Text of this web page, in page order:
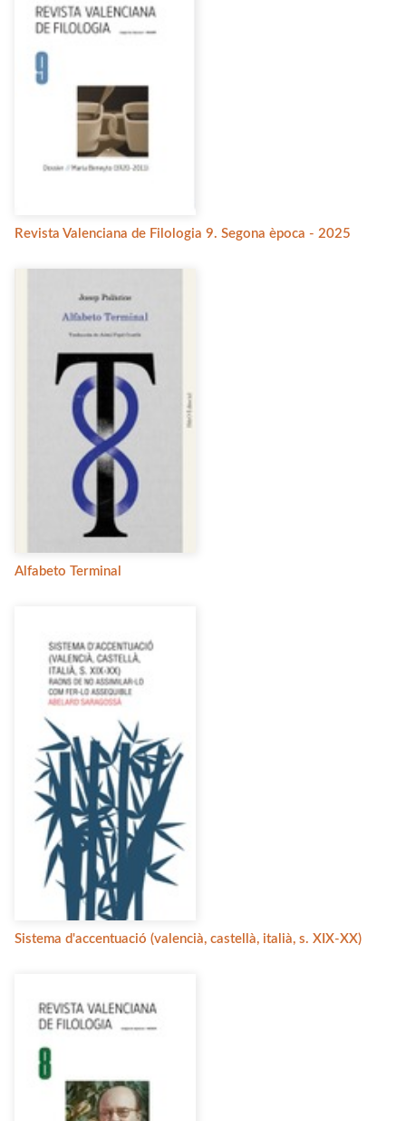
Revista Valenciana de Filologia 9. Segona època - 2025
Alfabeto Terminal
Sistema d'accentuació (valencià, castellà, italià, s. XIX-XX)